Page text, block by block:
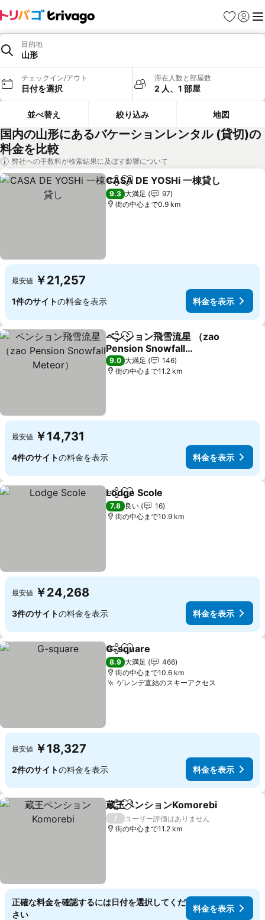
お気に入り
ログイ
メ
目的地
山形
チェックイン/アウト
日付を選択
滞在人数と部屋数
2 人、1 部屋
並べ替え 絞り込み 地図
国内の山形にあるバケーションレンタル (貸切)の
料金を比較
弊社への手数料が検索結果に及ぼす影響について
シェアお気に入りに追加
CASA DE YOSHi 一棟貸し
9.3 大満足
97
街の中心まで0.9 km
最安値 ￥21,257
1件のサイトの料金を表示 料金を表示
シェアお気に入りに追加
ペンション飛雪流星 （zao
Pension Snowfall
Meteor）
9.0 大満足
146
街の中心まで11.2 km
最安値 ￥14,731
4件のサイトの料金を表示 料金を表示
シェアお気に入りに追加
Lodge Scole
7.8 良い
16
街の中心まで10.9 km
最安値 ￥24,268
3件のサイトの料金を表示 料金を表示
シェアお気に入りに追加
G-square
8.9 大満足
466
街の中心まで10.6 km
ゲレンデ直結のスキーアクセス
最安値 ￥18,327
2件のサイトの料金を表示 料金を表示
シェアお気に入りに追加
蔵王ペンションKomorebi
/
ユーザー評価はありません
街の中心まで11.2 km
正確な料金を確認するには日付を選択してくだ
さい
料金を表示